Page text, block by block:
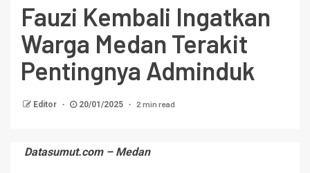
Fauzi Kembali Ingatkan
Warga Medan Terakit
Pentingnya Adminduk
Editor 20/01/2025 2 min read
Datasumut.com – Medan